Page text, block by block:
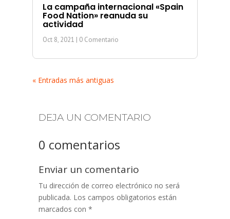
La campaña internacional «Spain
Food Nation» reanuda su
actividad
Oct 8, 2021 | 0 Comentario
« Entradas más antiguas
DEJA UN COMENTARIO
0 comentarios
Enviar un comentario
Tu dirección de correo electrónico no será
publicada. Los campos obligatorios están
marcados con *